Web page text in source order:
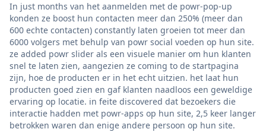
In just months van het aanmelden met de powr-pop-up
konden ze boost hun contacten meer dan 250% (meer dan
600 echte contacten) constantly laten groeien tot meer dan
6000 volgers met behulp van powr social voeden op hun site.
ze added powr slider als een visuele manier om hun klanten
snel te laten zien, aangezien ze coming to de startpagina
zijn, hoe de producten er in het echt uitzien. het laat hun
producten goed zien en gaf klanten naadloos een geweldige
ervaring op locatie. in feite discovered dat bezoekers die
interactie hadden met powr-apps op hun site, 2,5 keer langer
betrokken waren dan enige andere persoon op hun site.